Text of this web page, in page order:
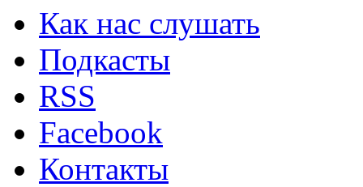
Как нас слушать
Подкасты
RSS
Facebook
Контакты